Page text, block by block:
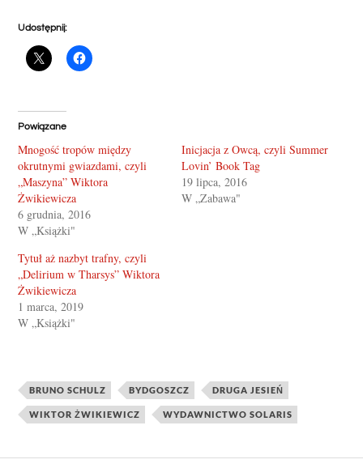
Udostępnij:
Powiązane
Mnogość tropów między
okrutnymi gwiazdami, czyli
„Maszyna” Wiktora
Żwikiewicza
6 grudnia, 2016
W „Książki"
Inicjacja z Owcą, czyli Summer
Lovin’ Book Tag
19 lipca, 2016
W „Zabawa"
Tytuł aż nazbyt trafny, czyli
„Delirium w Tharsys” Wiktora
Żwikiewicza
1 marca, 2019
W „Książki"
BRUNO SCHULZ BYDGOSZCZ DRUGA JESIEŃ
WIKTOR ŻWIKIEWICZ WYDAWNICTWO SOLARIS